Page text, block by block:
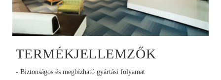
TERMÉKJELLEMZŐK
- Biztonságos és megbízható gyártási folyamat